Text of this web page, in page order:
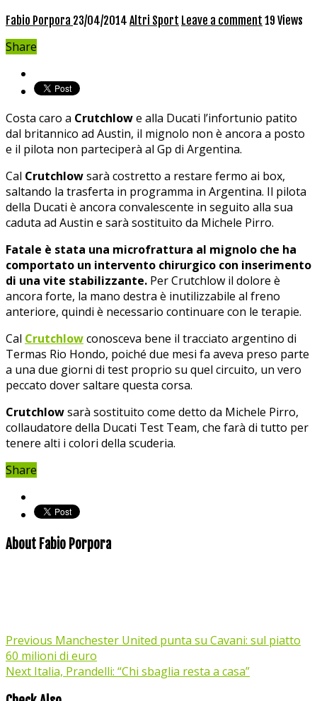
Fabio Porpora 23/04/2014 Altri Sport Leave a comment 19 Views
Share
Costa caro a Crutchlowe alla Ducati l’infortunio patito
dal britannico ad Austin, il mignolo non è ancora a posto
e il pilota non parteciperà al Gp di Argentina.
Cal Crutchlowsarà costretto a restare fermo ai box,
saltando la trasferta in programma in Argentina. Il pilota
della Ducati è ancora convalescente in seguito alla sua
caduta ad Austin e sarà sostituito da Michele Pirro.
Fatale è stata una microfrattura al mignolo che ha
comportato un intervento chirurgico con inserimento
di una vite stabilizzante. Per Crutchlow il dolore è
ancora forte, la mano destra è inutilizzabile al freno
anteriore, quindi è necessario continuare con le terapie.
Cal Crutchlowconosceva bene il tracciato argentino di
Termas Rio Hondo, poiché due mesi fa aveva preso parte
a una due giorni di test proprio su quel circuito, un vero
peccato dover saltare questa corsa.
Crutchlowsarà sostituito come detto da Michele Pirro,
collaudatore della Ducati Test Team, che farà di tutto per
tenere alti i colori della scuderia.
Share
About Fabio Porpora
Previous Manchester United punta su Cavani: sul piatto
60 milioni di euro
Next Italia, Prandelli: “Chi sbaglia resta a casa”